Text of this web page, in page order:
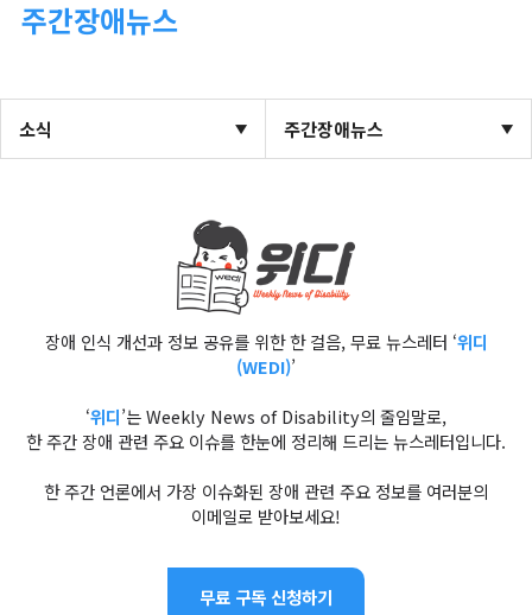
주간장애뉴스
소식 주간장애뉴스
장애 인식 개선과 정보 공유를 위한 한 걸음, 무료 뉴스레터 ‘위디
(WEDI)’
‘위디’는 Weekly News of Disability의 줄임말로,
한 주간 장애 관련 주요 이슈를 한눈에 정리해 드리는 뉴스레터입니다.
한 주간 언론에서 가장 이슈화된 장애 관련 주요 정보를 여러분의
이메일로 받아보세요!
무료 구독 신청하기